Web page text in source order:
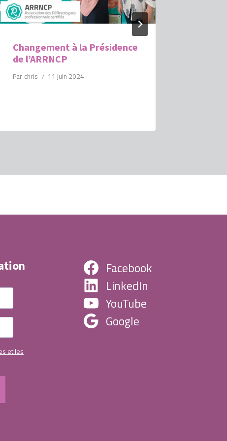
Changement à la Présidence
de l’ARRNCP
Par chris 11 juin 2024
et les
Facebook
LinkedIn
YouTube
Google